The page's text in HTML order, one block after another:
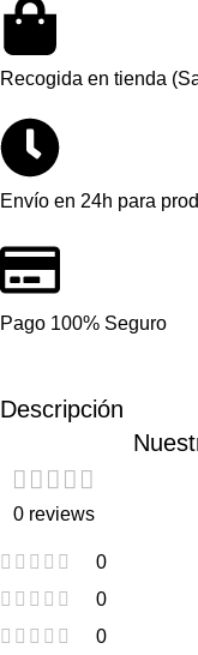
Recogida en tienda
Envío en 24h para
Pago 100% Seguro
Descripción
0 reviews
0
0
0